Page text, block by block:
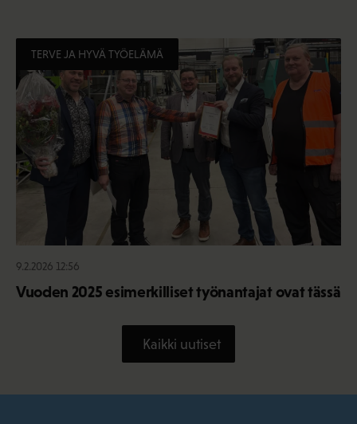
TERVE JA HYVÄ TYÖELÄMÄ
9.2.2026 12:56
Vuoden 2025 esimerkilliset työnantajat ovat tässä
Kaikki uutiset